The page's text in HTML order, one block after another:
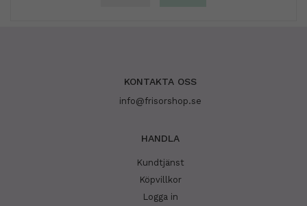
KONTAKTA OSS
info@frisorshop.se
HANDLA
Kundtjänst
Köpvillkor
Logga in